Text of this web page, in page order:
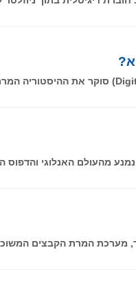
מערכת המרת הקבצים